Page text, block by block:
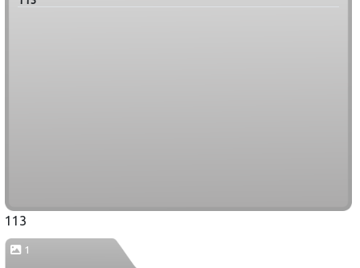
113
1